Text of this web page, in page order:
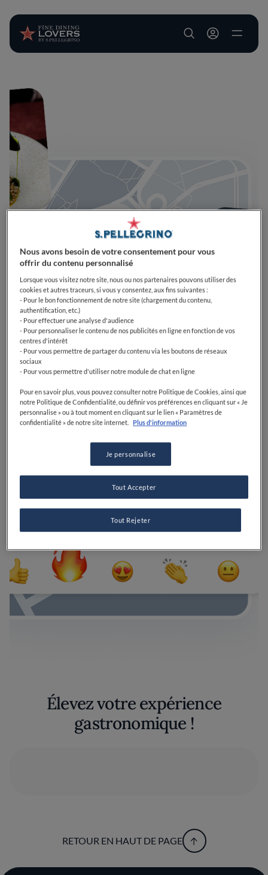
User account
Élevez votre expérience
gastronomique !
RETOUR EN HAUT DE PAGE
Nous avons besoin de votre consentement pour vous
offrir du contenu personnalisé
Lorsque vous visitez notre site, nous ou nos partenaires pouvons utiliser des
cookies et autres traceurs, si vous y consentez, aux fins suivantes :
- Pour le bon fonctionnement de notre site (chargement du contenu,
authentification, etc.)
- Pour effectuer une analyse d'audience
- Pour personnaliser le contenu de nos publicités en ligne en fonction de vos
centres d'intérêt
- Pour vous permettre de partager du contenu via les boutons de réseaux
sociaux
- Pour vous permettre d'utiliser notre module de chat en ligne
Pour en savoir plus, vous pouvez consulter notre Politique de Cookies, ainsi que
notre Politique de Confidentialité, ou définir vos préférences en cliquant sur « Je
personnalise » ou à tout moment en cliquant sur le lien « Paramètres de
confidentialité » de notre site internet.
Plus d'information
Je personnalise
Tout Rejeter
Tout Accepter